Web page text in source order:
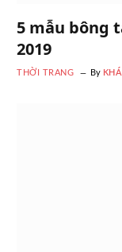
5 mẫu bông
2019
THỜI TRANG By